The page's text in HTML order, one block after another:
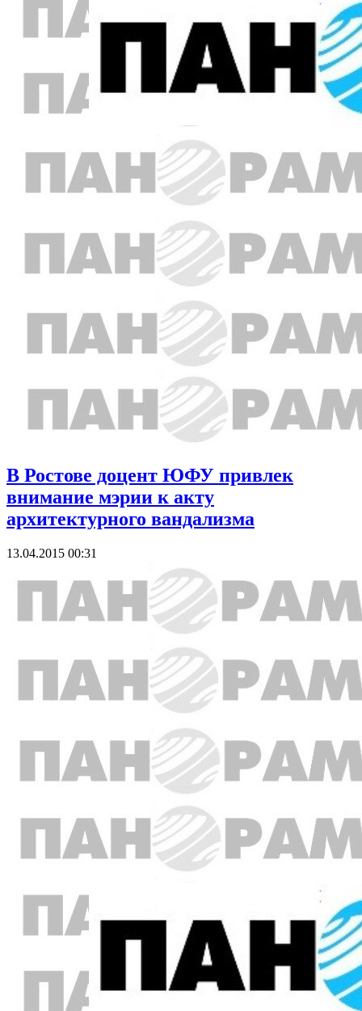
В Ростове доцент ЮФУ привлек
внимание мэрии к акту
архитектурного вандализма
13.04.2015 00:31